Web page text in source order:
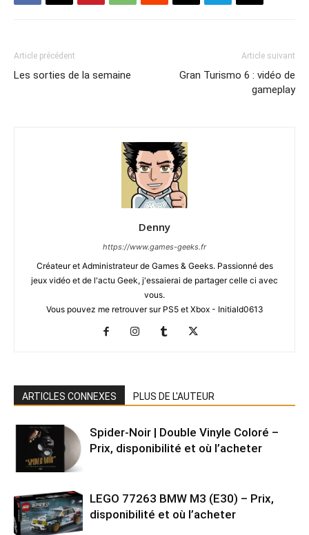
Article précédent
Les sorties de la semaine
Article suivant
Gran Turismo 6 : vidéo de
gameplay
Denny
https://www.games-geeks.fr
Créateur et Administrateur de Games & Geeks. Passionné des
jeux vidéo et de l'actu Geek, j'essaierai de partager celle ci avec
vous.
Vous pouvez me retrouver sur PS5 et Xbox - Initiald0613
ARTICLES CONNEXES PLUS DE L'AUTEUR
Spider-Noir | Double Vinyle Coloré –
Prix, disponibilité et où l’acheter
LEGO 77263 BMW M3 (E30) – Prix,
disponibilité et où l’acheter